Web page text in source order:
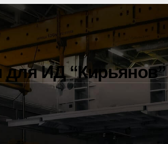
ИД “Кирьянов”